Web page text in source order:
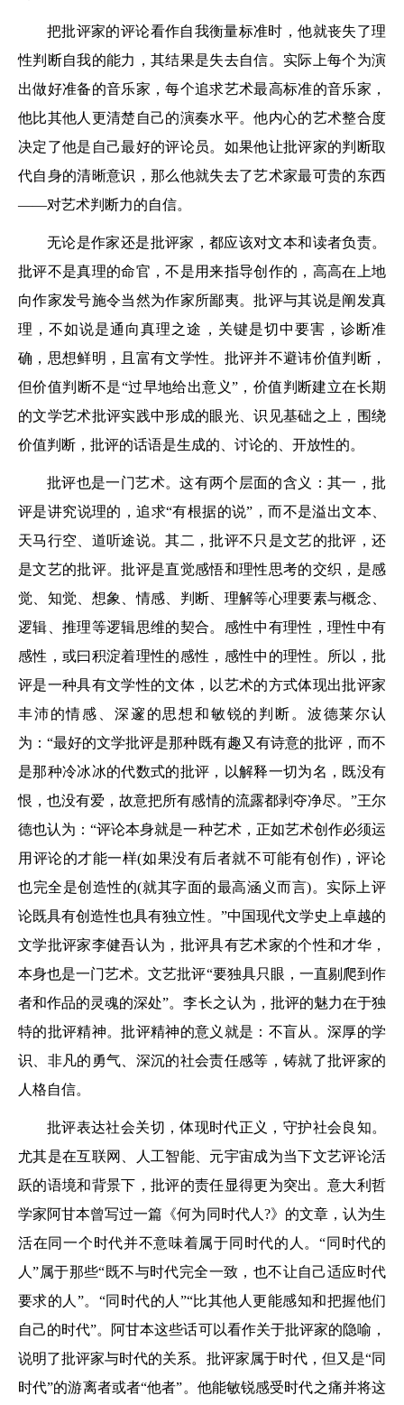
把批评家的评论看作自我衡量标准时，他就丧失了理
性判断自我的能力，其结果是失去自信。实际上每个为演
出做好准备的音乐家，每个追求艺术最高标准的音乐家，
他比其他人更清楚自己的演奏水平。他内心的艺术整合度
决定了他是自己最好的评论员。如果他让批评家的判断取
代自身的清晰意识，那么他就失去了艺术家最可贵的东西
——对艺术判断力的自信。
无论是作家还是批评家，都应该对文本和读者负责。
批评不是真理的命官，不是用来指导创作的，高高在上地
向作家发号施令当然为作家所鄙夷。批评与其说是阐发真
理，不如说是通向真理之途，关键是切中要害，诊断准
确，思想鲜明，且富有文学性。批评并不避讳价值判断，
但价值判断不是“过早地给出意义”，价值判断建立在长期
的文学艺术批评实践中形成的眼光、识见基础之上，围绕
价值判断，批评的话语是生成的、讨论的、开放性的。
批评也是一门艺术。这有两个层面的含义：其一，批
评是讲究说理的，追求“有根据的说”，而不是溢出文本、
天马行空、道听途说。其二，批评不只是文艺的批评，还
是文艺的批评。批评是直觉感悟和理性思考的交织，是感
觉、知觉、想象、情感、判断、理解等心理要素与概念、
逻辑、推理等逻辑思维的契合。感性中有理性，理性中有
感性，或曰积淀着理性的感性，感性中的理性。所以，批
评是一种具有文学性的文体，以艺术的方式体现出批评家
丰沛的情感、深邃的思想和敏锐的判断。波德莱尔认
为：“最好的文学批评是那种既有趣又有诗意的批评，而不
是那种冷冰冰的代数式的批评，以解释一切为名，既没有
恨，也没有爱，故意把所有感情的流露都剥夺净尽。”王尔
德也认为：“评论本身就是一种艺术，正如艺术创作必须运
用评论的才能一样(如果没有后者就不可能有创作)，评论
也完全是创造性的(就其字面的最高涵义而言)。实际上评
论既具有创造性也具有独立性。”中国现代文学史上卓越的
文学批评家李健吾认为，批评具有艺术家的个性和才华，
本身也是一门艺术。文艺批评“要独具只眼，一直剔爬到作
者和作品的灵魂的深处”。李长之认为，批评的魅力在于独
特的批评精神。批评精神的意义就是：不盲从。深厚的学
识、非凡的勇气、深沉的社会责任感等，铸就了批评家的
人格自信。
批评表达社会关切，体现时代正义，守护社会良知。
尤其是在互联网、人工智能、元宇宙成为当下文艺评论活
跃的语境和背景下，批评的责任显得更为突出。意大利哲
学家阿甘本曾写过一篇《何为同时代人?》的文章，认为生
活在同一个时代并不意味着属于同时代的人。“同时代的
人”属于那些“既不与时代完全一致，也不让自己适应时代
要求的人”。“同时代的人”“比其他人更能感知和把握他们
自己的时代”。阿甘本这些话可以看作关于批评家的隐喻，
说明了批评家与时代的关系。批评家属于时代，但又是“同
时代”的游离者或者“他者”。他能敏锐感受时代之痛并将这